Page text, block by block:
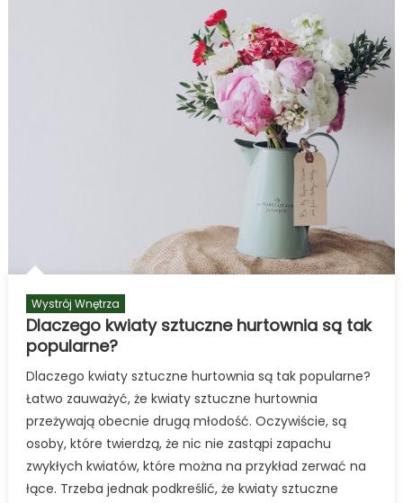
Wystrój Wnętrza
Dlaczego kwiaty sztuczne hurtownia są tak
popularne?
Dlaczego kwiaty sztuczne hurtownia są tak popularne?
Łatwo zauważyć, że kwiaty sztuczne hurtownia
przeżywają obecnie drugą młodość. Oczywiście, są
osoby, które twierdzą, że nic nie zastąpi zapachu
zwykłych kwiatów, które można na przykład zerwać na
łące. Trzeba jednak podkreślić, że kwiaty sztuczne